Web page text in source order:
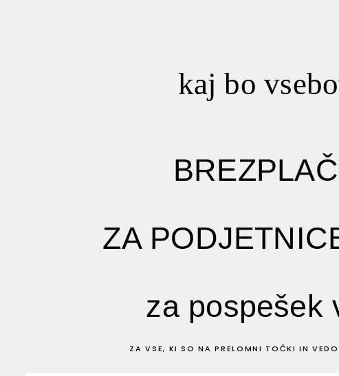
kaj bo
ZA
za pospešek
ZA VSE, KI SO NA PRELOMNI TOČKI IN